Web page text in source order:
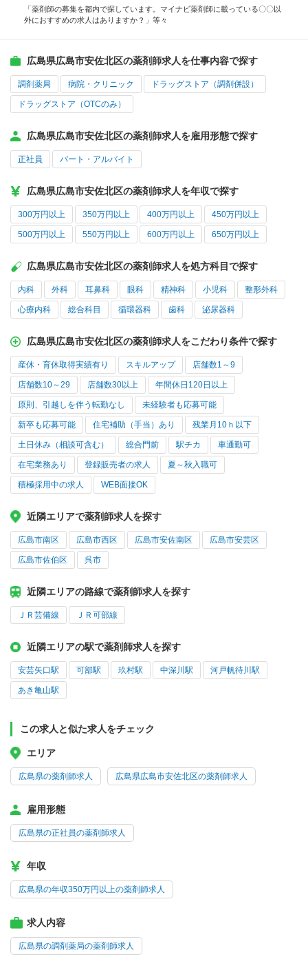
「薬剤師の募集を都内で探しています。マイナビ薬剤師に載っている〇〇以
外におすすめの求人はありますか？」等々
広島県広島市安佐北区の薬剤師求人を仕事内容で探す
調剤薬局 病院・クリニック ドラッグストア（調剤併設）
ドラッグストア（OTCのみ）
広島県広島市安佐北区の薬剤師求人を雇用形態で探す
正社員 パート・アルバイト
広島県広島市安佐北区の薬剤師求人を年収で探す
300万円以上 350万円以上 400万円以上 450万円以上
500万円以上 550万円以上 600万円以上 650万円以上
広島県広島市安佐北区の薬剤師求人を処方科目で探す
内科 外科 耳鼻科 眼科 精神科 小児科 整形外科
心療内科 総合科目 循環器科 歯科 泌尿器科
広島県広島市安佐北区の薬剤師求人をこだわり条件で探す
産休・育休取得実績有り スキルアップ 店舗数1～9
店舗数10～29 店舗数30以上 年間休日120日以上
原則、引越しを伴う転勤なし 未経験者も応募可能
新卒も応募可能 住宅補助（手当）あり 残業月10ｈ以下
土日休み（相談可含む） 総合門前 駅チカ 車通勤可
在宅業務あり 登録販売者の求人 夏～秋入職可
積極採用中の求人 WEB面接OK
近隣エリアで薬剤師求人を探す
広島市南区 広島市西区 広島市安佐南区 広島市安芸区
広島市佐伯区 呉市
近隣エリアの路線で薬剤師求人を探す
ＪＲ芸備線 ＪＲ可部線
近隣エリアの駅で薬剤師求人を探す
安芸矢口駅 可部駅 玖村駅 中深川駅 河戸帆待川駅
あき亀山駅
この求人と似た求人をチェック
エリア
広島県の薬剤師求人 広島県広島市安佐北区の薬剤師求人
雇用形態
広島県の正社員の薬剤師求人
年収
広島県の年収350万円以上の薬剤師求人
求人内容
広島県の調剤薬局の薬剤師求人